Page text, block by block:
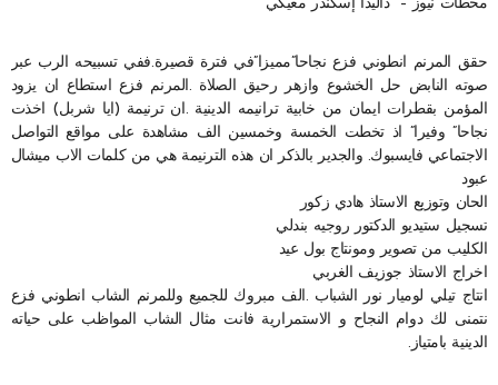
محطات نيوز – داليدا إسكندر معيكي
حقق المرنم انطوني فزع نجاحا”مميزا”في فترة قصيرة.ففي تسبيحه الرب عبر
صوته النابض حل الخشوع وازهر رحيق الصلاة .المرنم فزع استطاع ان يزود
المؤمن بقطرات ايمان من خابية ترانيمه الدينية .ان ترنيمة (ايا شربل) اخذت
نجاحا” وفيرا” اذ تخطت الخمسة وخمسين الف مشاهدة على مواقع التواصل
الاجتماعي فايسبوك. والجدير بالذكر ان هذه الترنيمة هي من كلمات الاب ميشال
عبود
الحان وتوزيع الاستاذ هادي زكور
تسجيل ستيديو الدكتور روجيه بندلي
الكليب من تصوير ومونتاج بول عيد
اخراج الاستاذ جوزيف الغربي
انتاج تيلي لوميار نور الشباب .الف مبروك للجميع وللمرنم الشاب انطوني فزع
نتمنى لك دوام النجاح و الاستمرارية فانت مثال الشاب المواظب على حياته
الدينية بامتياز.